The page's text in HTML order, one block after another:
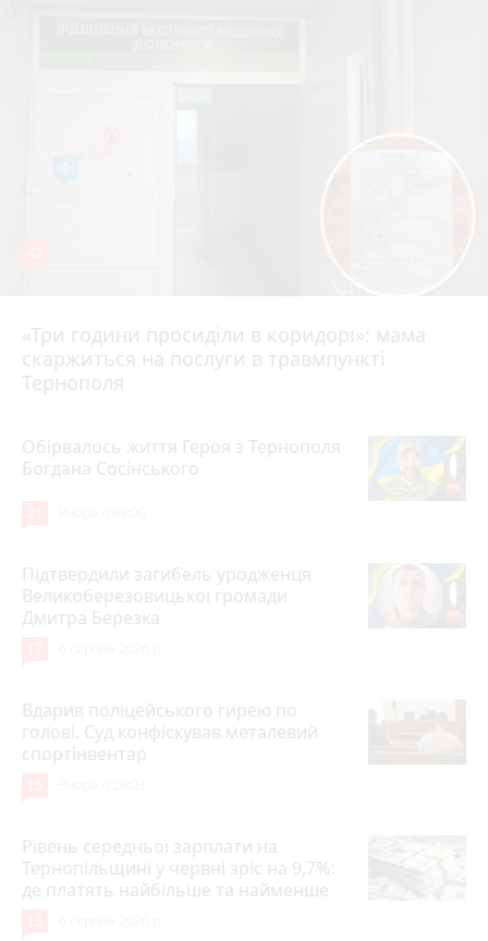
«Три години просиділи в коридорі»: мама
скаржиться на послуги в травмпункті
Тернополя
Вчора о 13:05
Обірвалось життя Героя з Тернополя
Богдана Сосінського
Підтвердили загибель уродженця
Великоберезовицької громади
Дмитра Березка
Вдарив поліцейського гирею по
голові. Суд конфіскував металевий
спортінвентар
Рівень середньої зарплати на
Тернопільщині у червні зріс на 9,7%:
де платять найбільше та найменше